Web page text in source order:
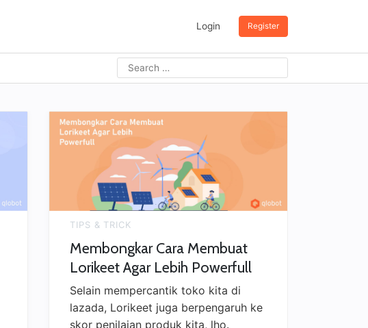
Login Register
TIPS & TRICK
Membongkar Cara Membuat
Lorikeet Agar Lebih Powerfull
Selain mempercantik toko kita di
lazada, Lorikeet juga berpengaruh ke
skor penilaian produk kita, lho.